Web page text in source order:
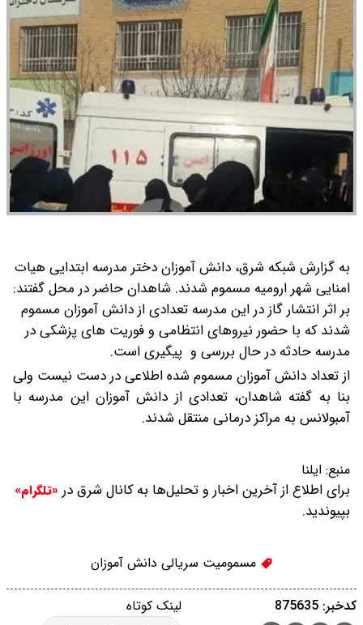
به گزارش شبکه شرق، دانش آموزان دختر مدرسه ابتدایی هیات
امنایی شهر ارومیه مسموم شدند. شاهدان حاضر در محل گفتند:
بر اثر انتشار گاز در این مدرسه تعدادی از دانش آموزان مسموم
شدند که با حضور نیروهای انتظامی و فوریت های پزشکی در
مدرسه حادثه در حال بررسی و پیگیری است.
از تعداد دانش آموزان مسموم شده اطلاعی در دست نیست ولی
بنا به گفته شاهدان، تعدادی از دانش آموزان این مدرسه با
آمبولانس به مراکز درمانی منتقل شدند.
منبع: ایلنا
برای اطلاع از آخرین اخبار و تحلیل‌ها به کانال شرق در «تلگرام»
بپیوندید.
مسمومیت سریالی دانش آموزان
لینک کوتاه کدخبر: 875635